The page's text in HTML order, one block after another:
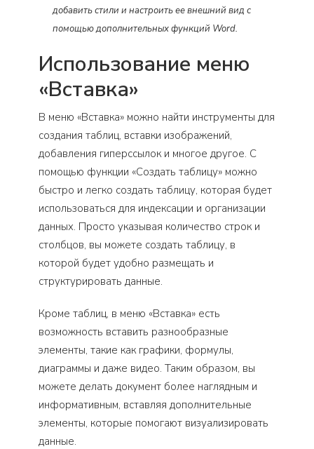
добавить стили и настроить ее внешний вид с
помощью дополнительных функций Word.
Использование меню
«Вставка»
В меню «Вставка» можно найти инструменты для
создания таблиц, вставки изображений,
добавления гиперссылок и многое другое. С
помощью функции «Создать таблицу» можно
быстро и легко создать таблицу, которая будет
использоваться для индексации и организации
данных. Просто указывая количество строк и
столбцов, вы можете создать таблицу, в
которой будет удобно размещать и
структурировать данные.
Кроме таблиц, в меню «Вставка» есть
возможность вставить разнообразные
элементы, такие как графики, формулы,
диаграммы и даже видео. Таким образом, вы
можете делать документ более наглядным и
информативным, вставляя дополнительные
элементы, которые помогают визуализировать
данные.